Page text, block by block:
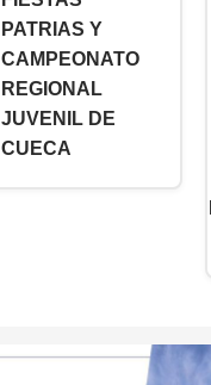
PATRIAS Y
CAMPEONATO
REGIONAL
JUVENIL DE
CUECA